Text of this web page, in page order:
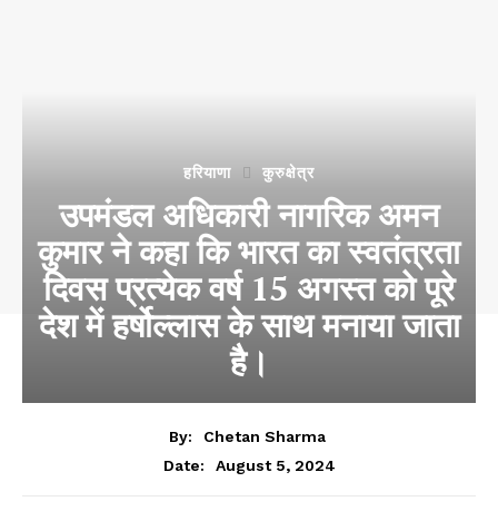
हरियाणा कुरुक्षेत्र
उपमंडल अधिकारी नागरिक अमन
कुमार ने कहा कि भारत का स्वतंत्रता
दिवस प्रत्येक वर्ष 15 अगस्त को पूरे
देश में हर्षोल्लास के साथ मनाया जाता
है।
By:
Chetan Sharma
Date:
August 5, 2024